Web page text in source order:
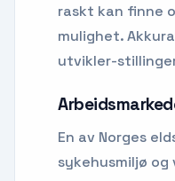
raskt kan finne
mulighet.
utvikler-
En av Norges
sykehusmiljø og